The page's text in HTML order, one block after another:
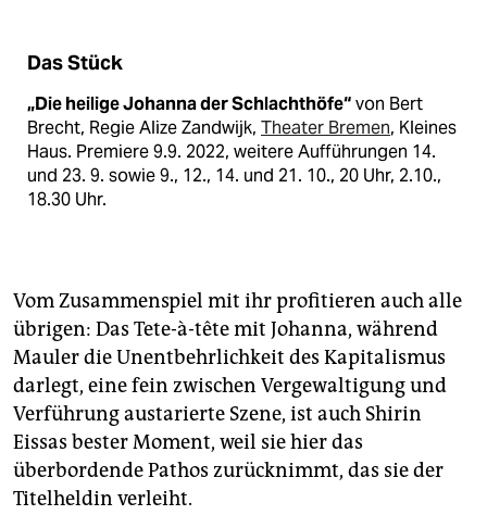
Das Stück
„Die heilige Johanna der Schlachthöfe“von Bert
Brecht, Regie Alize Zandwijk, Theater Bremen, Kleines
Haus. Premiere 9.9. 2022, weitere Aufführungen 14.
und 23. 9. sowie 9., 12., 14. und 21. 10., 20 Uhr, 2.10.,
18.30 Uhr.
Vom Zusammenspiel mit ihr profitieren auch alle
übrigen: Das Tete-à-tête mit Johanna, während
Mauler die Unentbehrlichkeit des Kapitalismus
darlegt, eine fein zwischen Vergewaltigung und
Verführung austarierte Szene, ist auch Shirin
Eissas bester Moment, weil sie hier das
überbordende Pathos zurücknimmt, das sie der
Titelheldin verleiht.